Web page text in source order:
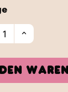
den